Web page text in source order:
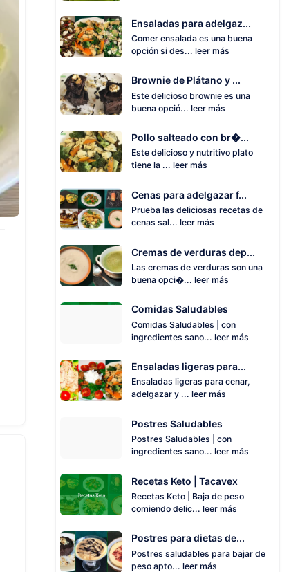
Ensaladas para adelgaz...
Comer ensalada es una buena
opción si des... leer más
Brownie de Plátano y ...
Este delicioso brownie es una
buena opció... leer más
Pollo salteado con br�...
Este delicioso y nutritivo plato
tiene la ... leer más
Cenas para adelgazar f...
Prueba las deliciosas recetas de
cenas sal... leer más
Cremas de verduras dep...
Las cremas de verduras son una
buena opci�... leer más
Comidas Saludables
Comidas Saludables | con
ingredientes sano... leer más
Ensaladas ligeras para...
Ensaladas ligeras para cenar,
adelgazar y ... leer más
Postres Saludables
Postres Saludables | con
ingredientes sano... leer más
Recetas Keto | Tacavex
Recetas Keto | Baja de peso
comiendo delic... leer más
Postres para dietas de...
Postres saludables para bajar de
peso apto... leer más